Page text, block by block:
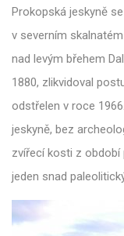
Prokopská jeskyně
v severním
nad levým břehem
1880, zlikvidoval
odstřelen v roce
jeskyně, bez
zvířecí kosti z
jeden snad